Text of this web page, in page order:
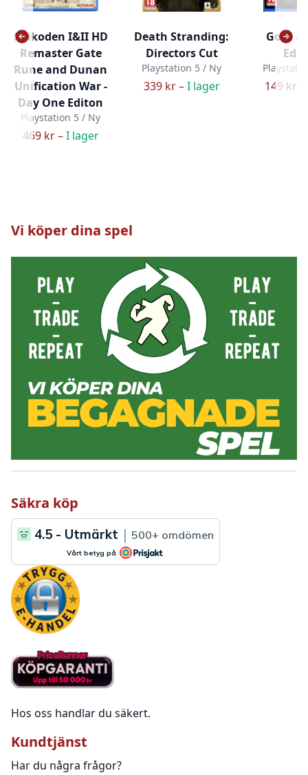
Suikoden I&II HD
Remaster Gate
Rune and Dunan
Unification War -
Day One Editon
Playstation 5 / Ny
469 kr –I lager
Death Stranding:
Directors Cut
Playstation 5 / Ny
339 kr –I lager
Gord -
149 kr –
Vi köper dina spel
Säkra köp
Hos oss handlar du säkert.
Kundtjänst
Har du några frågor?